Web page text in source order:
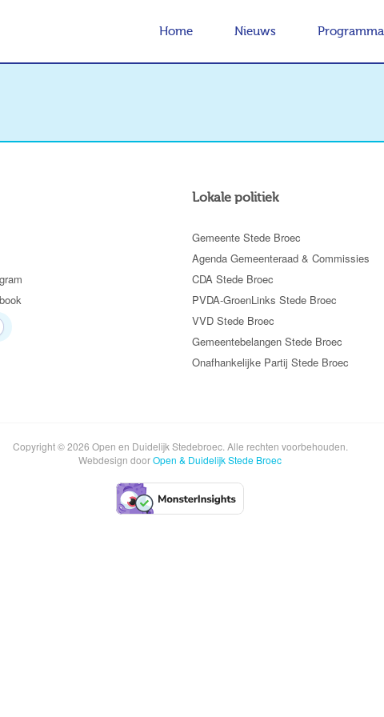
Home Nieuws Programma
Lokale politiek
Gemeente Stede Broec
Agenda Gemeenteraad & Commissies
CDA Stede Broec
PVDA-GroenLinks Stede Broec
VVD Stede Broec
Gemeentebelangen Stede Broec
Onafhankelijke Partij Stede Broec
Copyright © 2026 Open en Duidelijk Stedebroec. Alle rechten voorbehouden.
Webdesign doorOpen & Duidelijk Stede Broec